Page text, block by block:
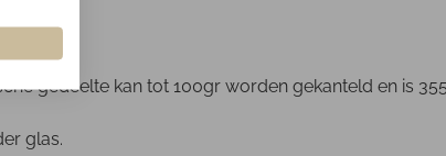
gedeelte kan tot 100gr worden gekanteld en is
glas.